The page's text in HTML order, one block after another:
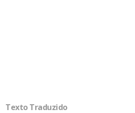
Texto Traduzido